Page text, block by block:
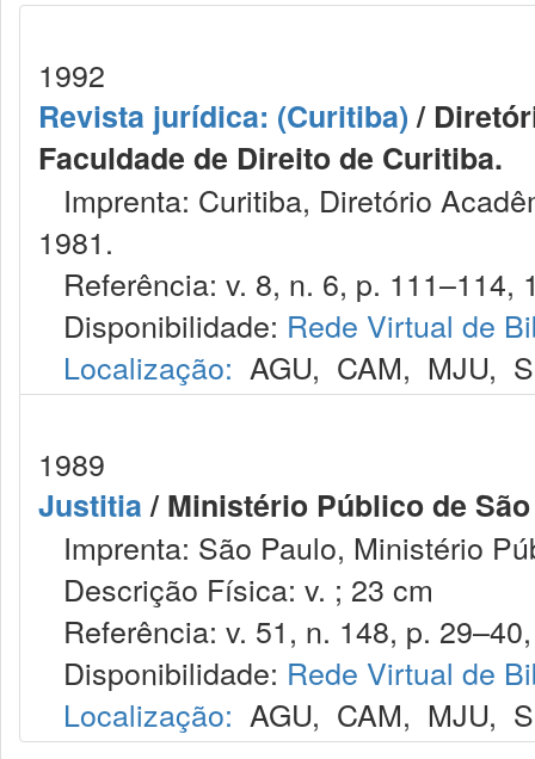
1992
Revista jurídica: (Curitiba)/
Faculdade de Direito de Curitiba.
Imprenta: Curitiba, Diretório
1981.
Referência: v. 8, n. 6, p. 111–114,
Disponibilidade: Rede Virtual de
Localização: AGU, CAM, MJU,
1989
Justitia/ Ministério Público de
Imprenta: São Paulo, Ministério
Descrição Física: v. ; 23 cm
Referência: v. 51, n. 148, p.
Disponibilidade: Rede Virtual de
Localização: AGU, CAM, MJU,